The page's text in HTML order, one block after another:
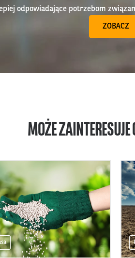
odpowiadające potrzebom
ZOBACZ
MOŻE